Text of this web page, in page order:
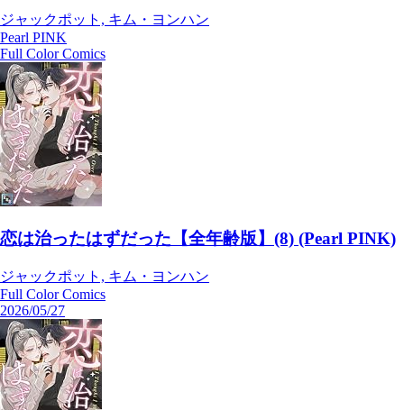
ジャックポット, キム・ヨンハン
Pearl PINK
Full Color Comics
恋は治ったはずだった【全年齢版】(8) (Pearl PINK)
ジャックポット, キム・ヨンハン
Full Color Comics
2026/05/27